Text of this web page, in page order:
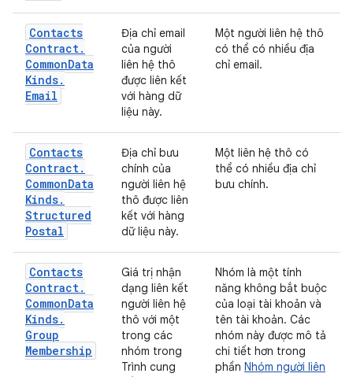
Contacts
Contract.
CommonData
Kinds.
Email
Địa chỉ email
của người
liên hệ thô
được liên kết
với hàng dữ
liệu này.
Một người liên hệ thô
có thể có nhiều địa
chỉ email.
Contacts
Contract.
CommonData
Kinds.
Structured
Postal
Địa chỉ bưu
chính của
người liên hệ
thô được liên
kết với hàng
dữ liệu này.
Một liên hệ thô có
thể có nhiều địa chỉ
bưu chính.
Contacts
Contract.
CommonData
Kinds.
Group
Membership
Giá trị nhận
dạng liên kết
người liên hệ
thô với một
trong các
nhóm trong
Trình cung
Nhóm là một tính
năng không bắt buộc
của loại tài khoản và
tên tài khoản. Các
nhóm này được mô tả
chi tiết hơn trong
phần Nhóm người liên